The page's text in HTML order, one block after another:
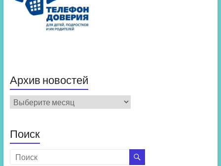
Архив новостей
Архив
новостей
Поиск